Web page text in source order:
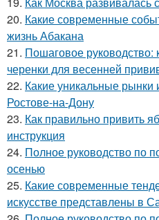
20. Какие современные
жизнь Абакана
21. Пошаговое руководство:
черенки для весенней
22. Какие уникальные рынки
Ростове-на-Дону
23. Как правильно привить
инструкция
24. Полное руководство по
осенью
25. Какие современные
искусстве представлены в